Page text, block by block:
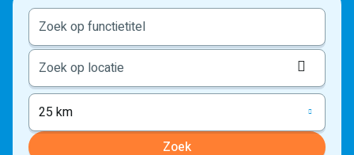
25 km
Zoek